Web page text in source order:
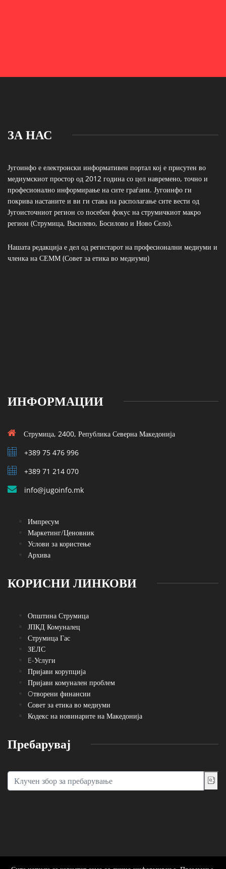
ЗА НАС
професионално информирање на сите граѓани. Југоинфо ги
регион (Струмица, Василево, Босилово и Ново Село).
Нашата редакција е дел од регистарот на професионални медиуми и
членка на СЕММ (Совет за етика во медиуми)
+389 75 476 996
info@jugoinfo.mk
Импресум
Услови за користење
КОРИСНИ ЛИНКОВИ
Општина Струмица
Струмица Гас
Пријави корупција
Пријави комунален проблем
Oтворени финансии
Совет за етика во медиуми
Кодекс на новинарите на Македонија
Пребарувај